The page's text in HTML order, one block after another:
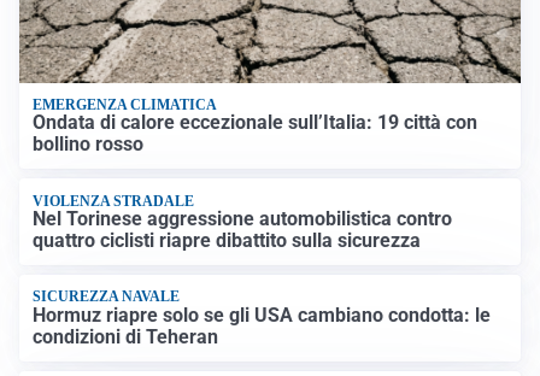
EMERGENZA CLIMATICA
Ondata di calore eccezionale sull’Italia: 19 città con
bollino rosso
VIOLENZA STRADALE
Nel Torinese aggressione automobilistica contro
quattro ciclisti riapre dibattito sulla sicurezza
SICUREZZA NAVALE
Hormuz riapre solo se gli USA cambiano condotta: le
condizioni di Teheran